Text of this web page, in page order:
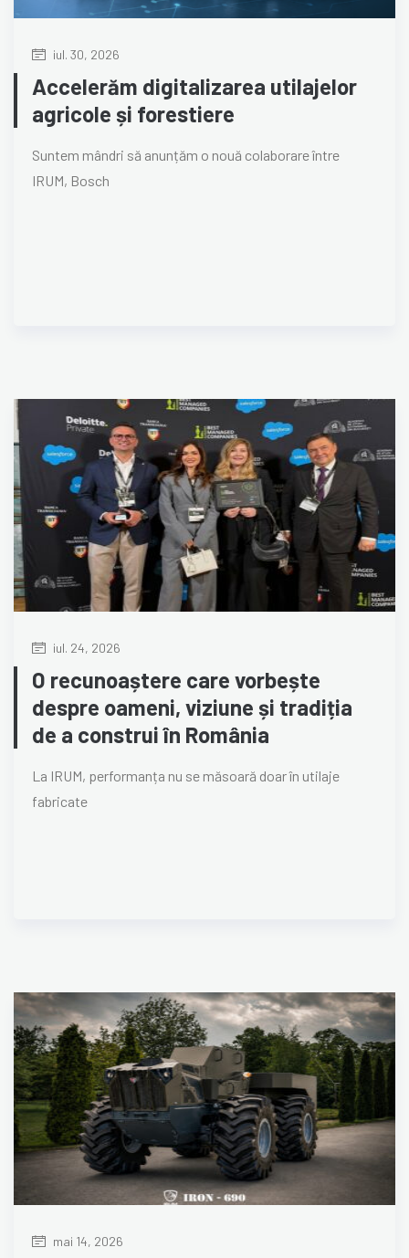
iul. 30, 2026
Accelerăm digitalizarea utilajelor
agricole și forestiere
Suntem mândri să anunțăm o nouă colaborare între
IRUM, Bosch
iul. 24, 2026
O recunoaștere care vorbește
despre oameni, viziune și tradiția
de a construi în România
La IRUM, performanța nu se măsoară doar în utilaje
fabricate
mai 14, 2026